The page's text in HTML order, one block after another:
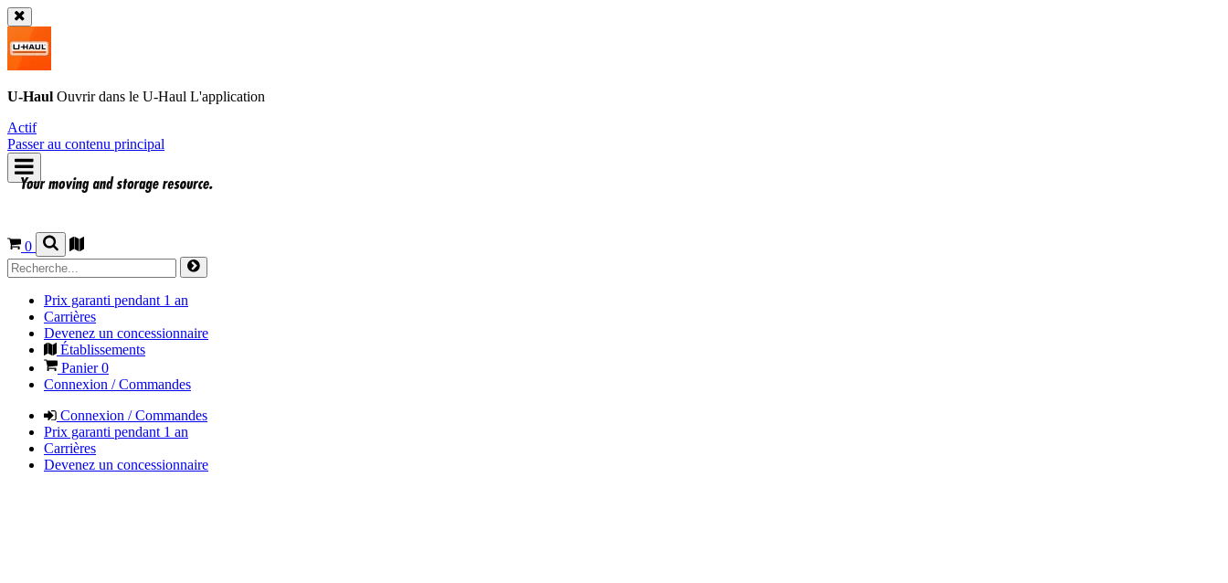
U-Haul Ouvrir dans le U-Haul L'application
Actif
Passer au contenu principal
0
Prix garanti pendant 1 an
Carrières
Devenez un concessionnaire
Établissements
Panier0
Connexion / Commandes
Connexion / Commandes
Prix garanti pendant 1 an
Carrières
Devenez un concessionnaire